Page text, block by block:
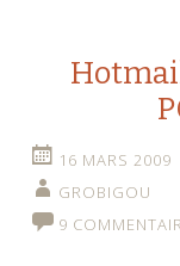
16 MARS 2009
GROBIGOU
9